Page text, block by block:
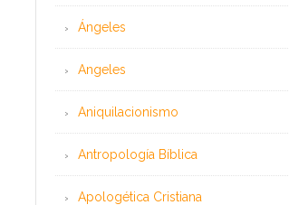
Ángeles
Angeles
Aniquilacionismo
Antropología Bíblica
Apologética Cristiana